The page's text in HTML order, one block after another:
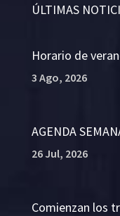
ÚLTIMAS
Horario de
3 Ago, 2026
AGENDA
26 Jul, 2026
Comienzan los